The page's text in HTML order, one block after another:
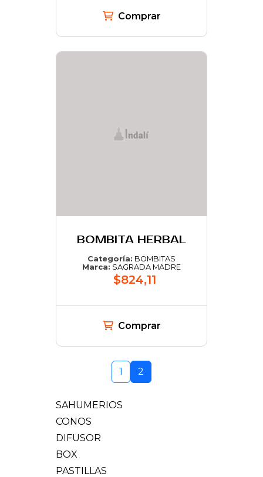
Comprar
BOMBITA HERBAL
Categoría: BOMBITAS
Marca: SAGRADA MADRE
$824,11
Comprar
1 2
SAHUMERIOS
CONOS
DIFUSOR
BOX
PASTILLAS